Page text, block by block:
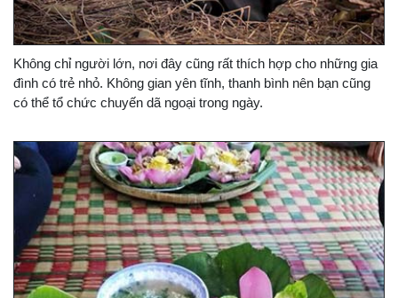
Không chỉ người lớn, nơi đây cũng rất thích hợp cho những gia
đình có trẻ nhỏ. Không gian yên tĩnh, thanh bình nên bạn cũng
có thể tổ chức chuyến dã ngoại trong ngày.